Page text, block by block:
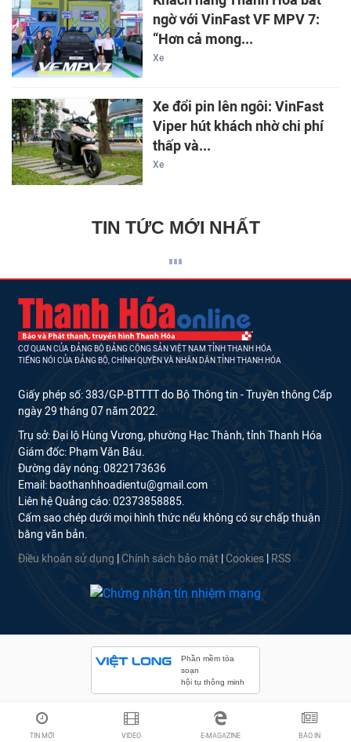
ngờ với VinFast VF MPV 7:
“Hơn cả mong...
Xe
Xe đổi pin lên ngôi: VinFast
Viper hút khách nhờ chi phí
thấp và...
Xe
TIN TỨC MỚI NHẤT
CƠ QUAN CỦA ĐẢNG BỘ ĐẢNG CỘNG SẢN VIỆT NAM TỈNH THANH HÓA
TIẾNG NÓI CỦA ĐẢNG BỘ, CHÍNH QUYỀN VÀ NHÂN DÂN TỈNH THANH HÓA
Giấy phép số: 383/GP-BTTTT do Bộ Thông tin - Truyền thông Cấp
ngày 29 tháng 07 năm 2022.
Trụ sở: Đại lộ Hùng Vương, phường Hạc Thành, tỉnh Thanh Hóa
Giám đốc: Phạm Văn Báu.
Đường dây nóng: 0822173636
Email: baothanhhoadientu@gmail.com
Liên hệ Quảng cáo: 02373858885.
Cấm sao chép dưới mọi hình thức nếu không có sự chấp thuận
bằng văn bản.
Điều khoản sử dụng Chính sách bảo mật Cookies RSS
Phần mềm tòa
soạn
hội tụ thông minh
TIN MỚI VIDEO E-MAGAZINE BÁO IN